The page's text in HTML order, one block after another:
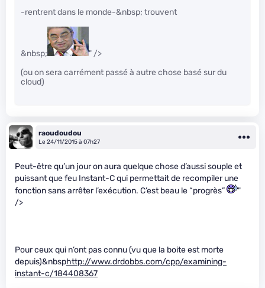
-rentrent dans le monde-&nbsp; trouvent
&nbsp;
" />
(ou on sera carrément passé à autre chose basé sur du
cloud)
raoudoudou
Le 24/11/2015 à 07h27
Peut-être qu’un jour on aura quelque chose d’aussi souple et
puissant que feu Instant-C qui permettait de recompiler une
fonction sans arrêter l’exécution. C’est beau le “progrès”
"
/>
Pour ceux qui n’ont pas connu (vu que la boite est morte
depuis)&nbsphttp://www.drdobbs.com/cpp/examining-
instant-c/184408367